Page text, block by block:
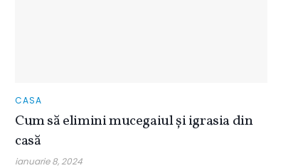
CASA
Cum să elimini mucegaiul și igrasia din
casă
ianuarie 8, 2024